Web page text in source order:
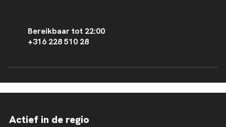
Bereikbaar tot 22:00
+316 228 510 28
Actief in de regio